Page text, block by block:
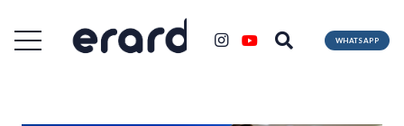
WHATSAPP